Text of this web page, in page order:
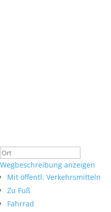
Wegbeschreibung anzeigen
Mit öffentl. Verkehrsmitteln
Zu Fuß
Fahrrad